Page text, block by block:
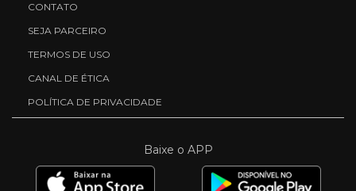
CONTATO
SEJA PARCEIRO
TERMOS DE USO
CANAL DE ÉTICA
POLÍTICA DE PRIVACIDADE
Baixe o APP